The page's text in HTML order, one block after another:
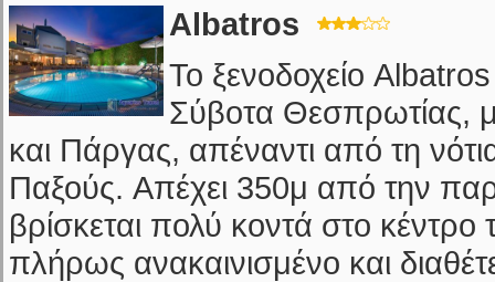
Albatros
Το ξενοδοχείο
Σύβοτα Θεσπρωτίας,
και Πάργας, απέναντι από τη
Παξούς. Απέχει 350μ από την
βρίσκεται πολύ κοντά στο κέντρο
πλήρως ανακαινισμένο και